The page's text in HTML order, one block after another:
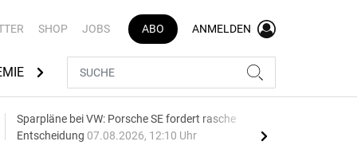
SHOP JOBS ABO ANMELDEN
AUTOMARKEN
Sparpläne bei VW: Porsche SE fordert rasche
Entscheidung 07.08.2026, 12:10 Uhr